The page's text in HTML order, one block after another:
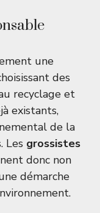
une
des
recyclage et
existants,
de la
Les grossistes
donc non
démarche